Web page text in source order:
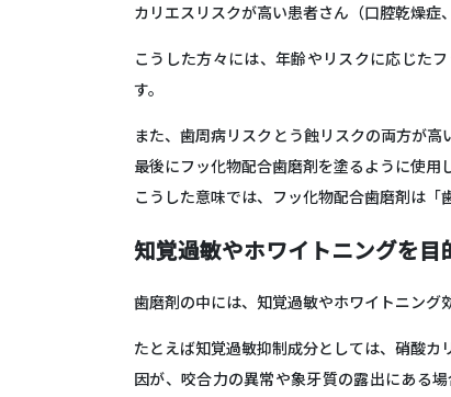
カリエスリスクが高い患者さん（口腔乾燥症
こうした方々には、 年齢やリスクに応じた
す。
また、歯周病リスクとう蝕リスクの両方が高
最後にフッ化物配合歯磨剤を塗るように使用
こうした意味では、フッ化物配合歯磨剤は「
知覚過敏やホワイトニングを目
歯磨剤の中には、知覚過敏やホワイトニング
たとえば知覚過敏抑制成分としては、硝酸カ
因が、咬合力の異常や象牙質の露出にある場